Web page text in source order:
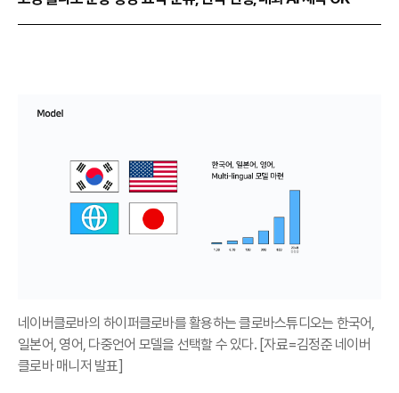
네이버클로바의 하이퍼클로바를 활용하는 클로바스튜디오는 한국어,
일본어, 영어, 다중언어 모델을 선택할 수 있다. [자료=김정준 네이버
클로바 매니저 발표]